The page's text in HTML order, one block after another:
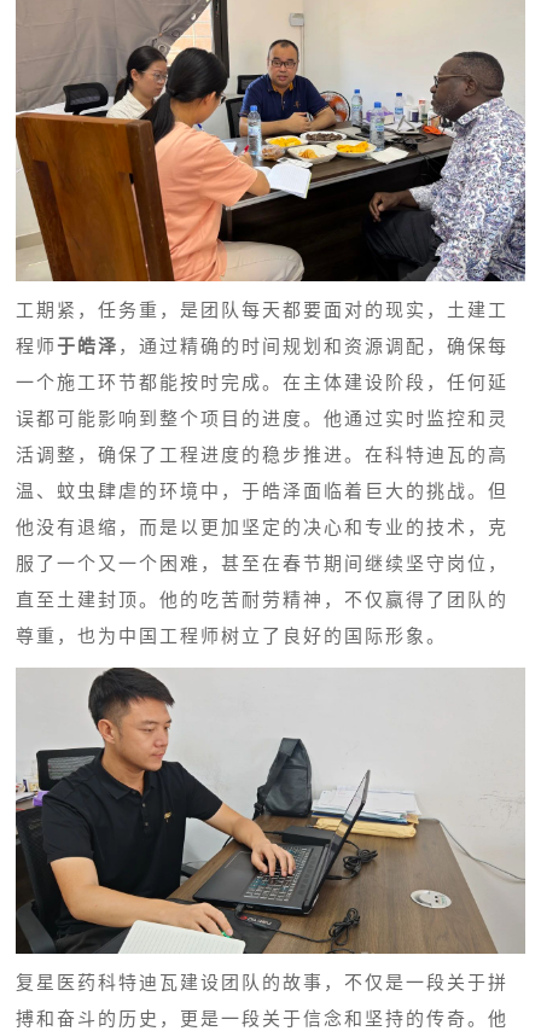
工期紧，任务重，是团队每天都要面对的现实，土建工
程师于皓泽 ，通过精确的时间规划和资源调配，确保每
一个施工环节都能按时完成。在主体建设阶段，任何延
误都可能影响到整个项目的进度。他通过实时监控和灵
活调整，确保了工程进度的稳步推进。在科特迪瓦的高
温、蚊虫肆虐的环境中，于皓泽面临着巨大的挑战。但
他没有退缩，而是以更加坚定的决心和专业的技术，克
服了一个又一个困难，甚至在春节期间继续坚守岗位，
直至土建封顶。他的吃苦耐劳精神，不仅赢得了团队的
尊重，也为中国工程师树立了良好的国际形象。
复星医药科特迪瓦建设团队的故事，不仅是一段关于拼
搏和奋斗的历史，更是一段关于信念和坚持的传奇。他